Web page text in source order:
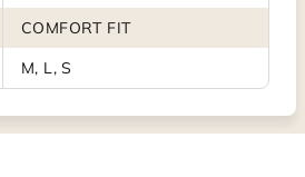
COMFORT FIT
M, L, S